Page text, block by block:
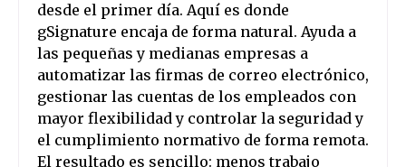
desde el primer día. Aquí es donde
gSignature encaja de forma natural. Ayuda a
las pequeñas y medianas empresas a
automatizar las firmas de correo electrónico,
gestionar las cuentas de los empleados con
mayor flexibilidad y controlar la seguridad y
el cumplimiento normativo de forma remota.
El resultado es sencillo: menos trabajo